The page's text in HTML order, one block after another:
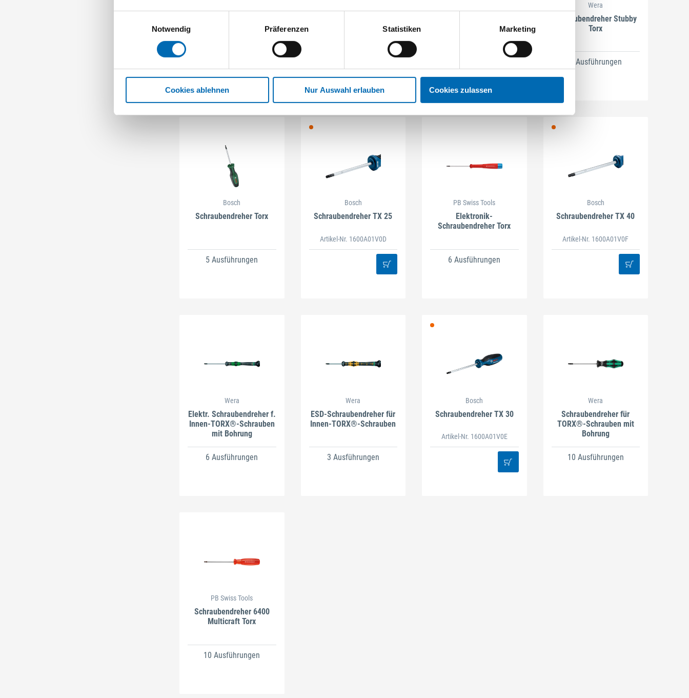
Notwendig
Präferenzen Statistiken Marketing
Cookies ablehnen Nur Auswahl erlauben Cookies zulassen
Artikel-Nr. 1600A01V0B
Wera
Schraubendreher Stubby
Torx
5 Ausführungen
Bosch
Schraubendreher Torx
5 Ausführungen
Bosch
Schraubendreher TX 25
Artikel-Nr. 1600A01V0D
PB Swiss Tools
Elektronik-
Schraubendreher Torx
6 Ausführungen
Bosch
Schraubendreher TX 40
Artikel-Nr. 1600A01V0F
Wera
Elektr. Schraubendreher f.
Innen-TORX®-Schrauben
mit Bohrung
6 Ausführungen
Wera
ESD-Schraubendreher für
Innen-TORX®-Schrauben
3 Ausführungen
Bosch
Schraubendreher TX 30
Artikel-Nr. 1600A01V0E
Wera
Schraubendreher für
TORX®-Schrauben mit
Bohrung
10 Ausführungen
PB Swiss Tools
Schraubendreher 6400
Multicraft Torx
10 Ausführungen